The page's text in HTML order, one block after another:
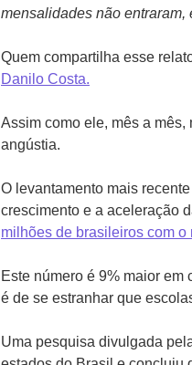
mensalidades não entraram,
Quem compartilha esse
Danilo Costa.
Assim como ele, mês a
angústia.
O levantamento mais
crescimento e a aceleração
milhões de brasileiros com o
Este número é 9% maior
é de se estranhar que
Uma pesquisa divulgada